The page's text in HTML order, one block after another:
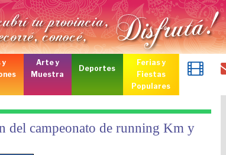
y
Arte y
Muestra
Deportes
Ferias y
Fiestas
Populares
del campeonato de running Km y